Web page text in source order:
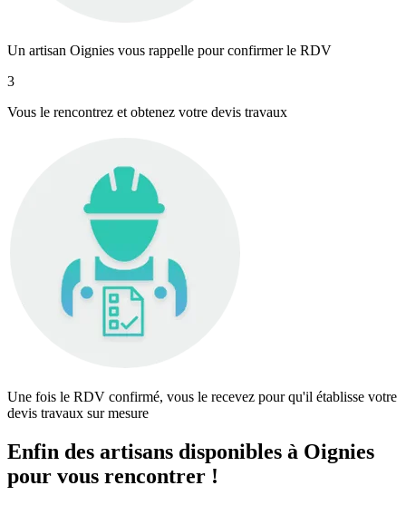
Un artisan Oignies vous rappelle pour confirmer le RDV
3
Vous le rencontrez et obtenez votre devis travaux
Une fois le RDV confirmé, vous le recevez pour qu'il établisse votre
devis travaux sur mesure
Enfin des artisans disponibles à Oignies
pour vous rencontrer !